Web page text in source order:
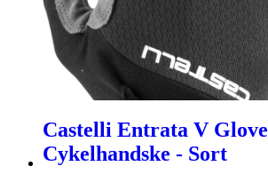
Castelli Entrata V Glove
Cykelhandske - Sort